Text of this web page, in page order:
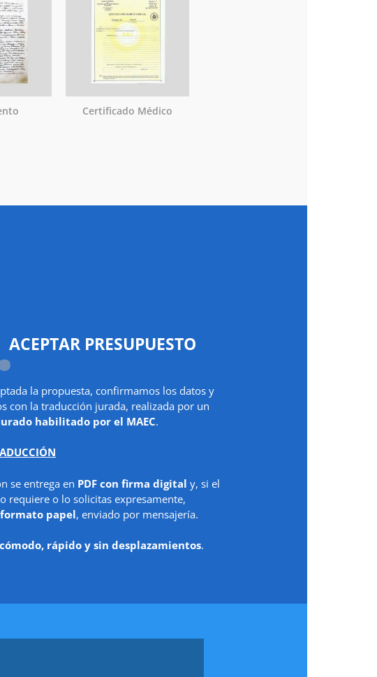
Certificado Médico
ACEPTAR PRESUPUESTO
la propuesta, confirmamos los datos y
con la traducción jurada, realizada por un
habilitado por el MAEC.
se entrega en PDF con firma digital y, si el
requiere o lo solicitas expresamente,
formato papel, enviado por mensajería.
cómodo, rápido y sin desplazamientos.